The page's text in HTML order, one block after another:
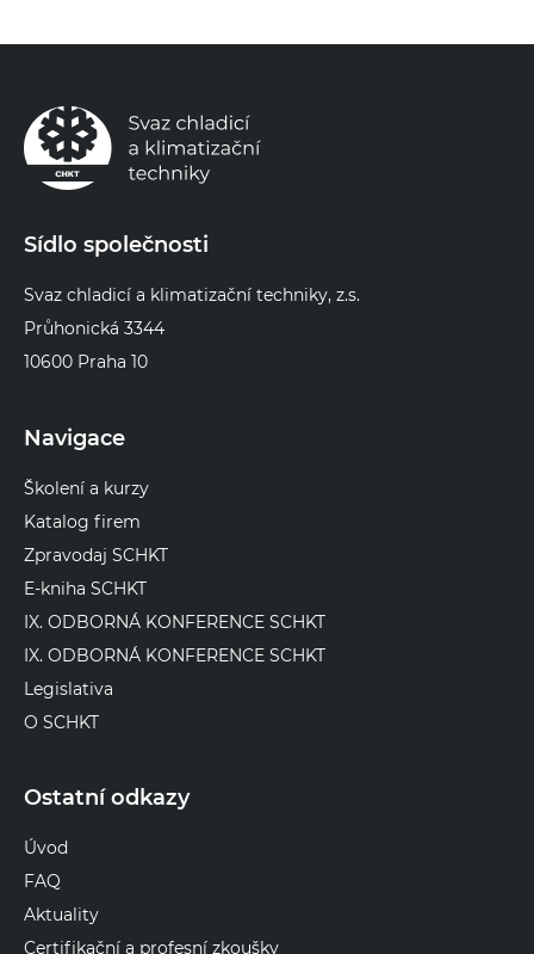
Sídlo společnosti
Svaz chladicí a klimatizační techniky, z.s.
Průhonická 3344
10600 Praha 10
Navigace
Školení a kurzy
Katalog firem
Zpravodaj SCHKT
E-kniha SCHKT
IX. ODBORNÁ KONFERENCE SCHKT
IX. ODBORNÁ KONFERENCE SCHKT
Legislativa
O SCHKT
Ostatní odkazy
Úvod
FAQ
Aktuality
Certifikační a profesní zkoušky